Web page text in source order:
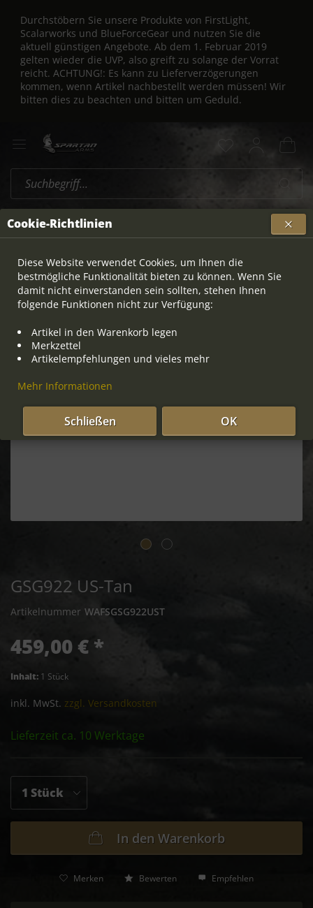
Durchstöbern Sie unsere Produkte von FirstLight,
Scalarworks und BlueForceGear und nutzen Sie die
aktuell günstigen Angebote. Ab dem 1. Februar 2019
gelten wieder die UVP, also greift zu solange der Vorrat
reicht. ACHTUNG!: Es kann zu Lieferverzögerungen
kommen, wenn Artikel nachbestellt werden müssen! Wir
bitten dies zu beachten und bitten um Geduld.
GSG922 US-Tan
Artikelnummer WAFSGSG922UST
459,00 € *
Inhalt: 1 Stück
inkl. MwSt. zzgl. Versandkosten
Lieferzeit ca. 10 Werktage
In den Warenkorb
Merken Bewerten Empfehlen
Cookie-Richtlinien
Diese Website verwendet Cookies, um Ihnen die
bestmögliche Funktionalität bieten zu können. Wenn Sie
damit nicht einverstanden sein sollten, stehen Ihnen
folgende Funktionen nicht zur Verfügung:
Artikel in den Warenkorb legen
Merkzettel
Artikelempfehlungen und vieles mehr
Mehr Informationen
OK
Schließen